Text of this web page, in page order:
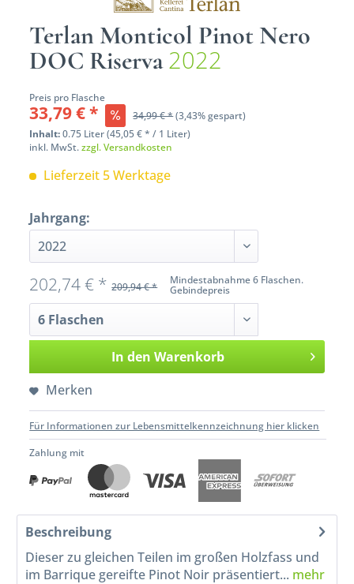
Terlan Monticol Pinot Nero
DOC Riserva2022
Preis pro Flasche
33,79 € * 34,99 € *(3,43% gespart)
Inhalt:0.75 Liter (45,05 € * / 1 Liter)
inkl. MwSt.zzgl. Versandkosten
Lieferzeit 5 Werktage
Jahrgang:
Mindestabnahme 6 Flaschen.
Gebindepreis
202,74 € * 209,94 € *
In den Warenkorb
Merken
Für Informationen zur Lebensmittelkennzeichnung hier klicken
Zahlung mit
Beschreibung
Dieser zu gleichen Teilen im großen Holzfass und
im Barrique gereifte Pinot Noir präsentiert... mehr